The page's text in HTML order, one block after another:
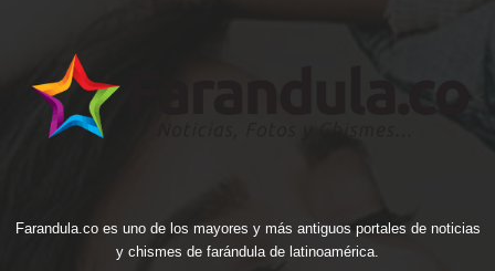
Farandula.co es uno de los mayores y más antiguos portales de noticias
y chismes de farándula de latinoamérica.